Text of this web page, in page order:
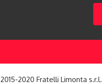
2020 Fratelli Limonta s.r.l.